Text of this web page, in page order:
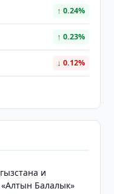
↑ 0.24%
↑ 0.23%
↓ 0.12%
и
Балалык»